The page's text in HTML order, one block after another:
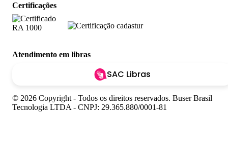
Certificações
Atendimento em libras
SAC Libras
© 2026 Copyright - Todos os direitos reservados. Buser Brasil
Tecnologia LTDA - CNPJ: 29.365.880/0001-81